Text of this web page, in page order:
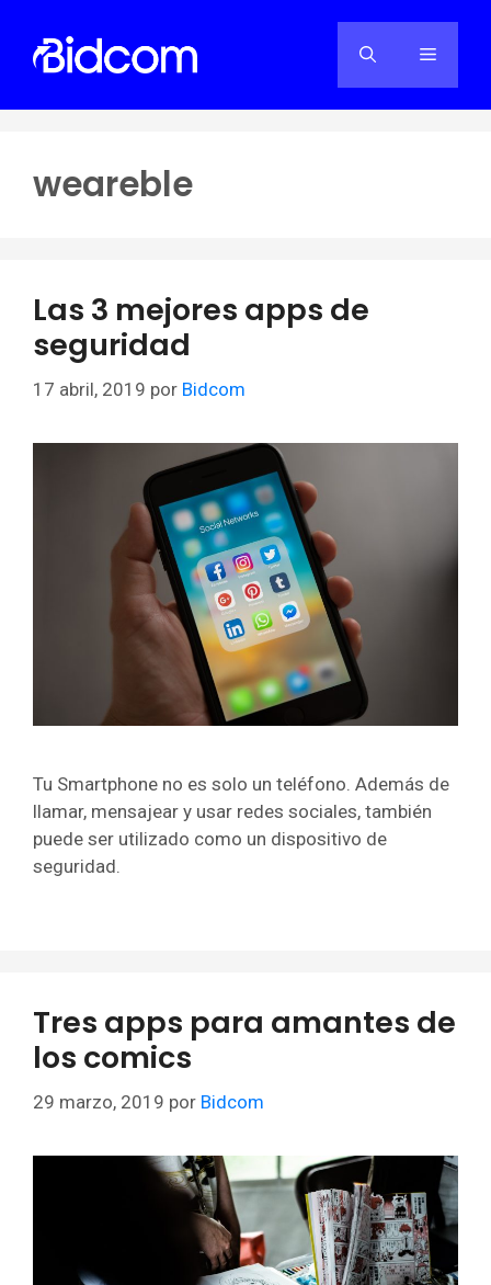
contenido
Menú
weareble
Las 3 mejores apps de
seguridad
17 abril, 2019 por Bidcom
Tu Smartphone no es solo un teléfono. Además de
llamar, mensajear y usar redes sociales, también
puede ser utilizado como un dispositivo de
seguridad.
Tres apps para amantes de
los comics
29 marzo, 2019 por Bidcom